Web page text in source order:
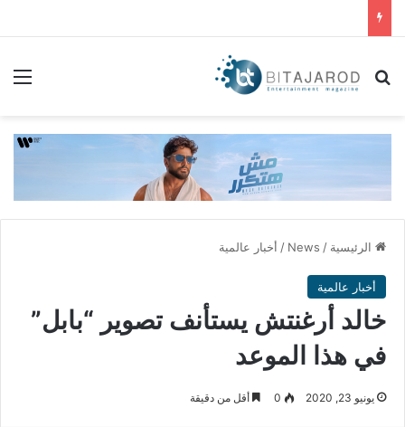
بحث عن
الرئيسية /
News
/ أخبار عالمية
أخبار عالمية
خالد أرغنتش يستأنف تصوير “بابل”
في هذا الموعد
يونيو 23, 2020 0 أقل من دقيقة